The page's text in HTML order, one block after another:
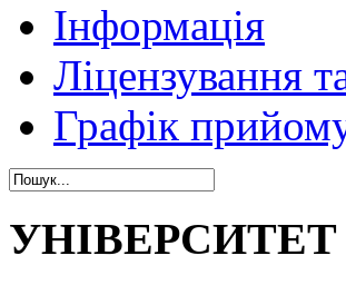
Інформація
Ліцензування
Графік
УНІВЕРСИТЕТ